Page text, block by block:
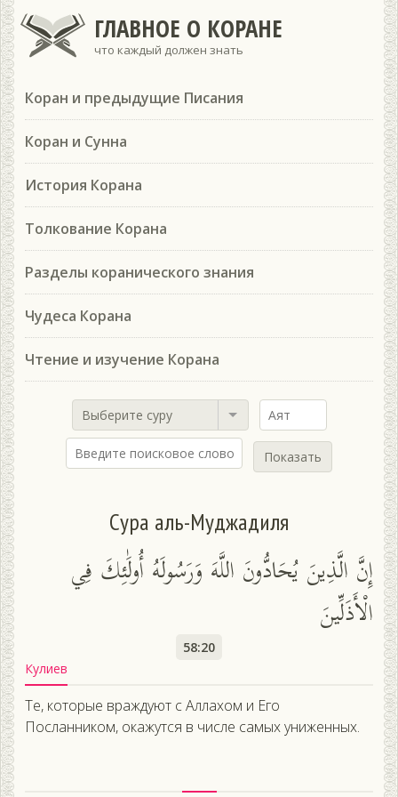
ГЛАВНОЕ О КОРАНЕ
что каждый должен знать
Коран и предыдущие Писания
Коран и Сунна
История Корана
Толкование Корана
Разделы коранического знания
Чудеса Корана
Чтение и изучение Корана
Выберите суру
Показать
Сура аль-Муджадиля
إِنَّ الَّذِينَ يُحَادُّونَ اللَّهَ وَرَسُولَهُ أُولَٰئِكَ فِي
الْأَذَلِّينَ
58:20
Кулиев
Те, которые враждуют с Аллахом и Его
Посланником, окажутся в числе самых униженных.